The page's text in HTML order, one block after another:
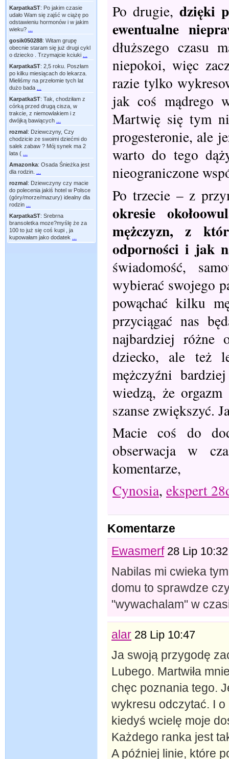
KarpatkaST: Po jakim czasie
udało Wam się zajść w ciążę po
odstawieniu hormonów i w jakim
wieku?
gosik050288: Witam grupę
obecnie staram się już drugi cykl
o dziecko . Trzymajcie kciuki
KarpatkaST: 2,5 roku. Poszłam
po kilku miesiącach do lekarza.
Mieliśmy na przełomie tych lat
dużo bada
KarpatkaST: Tak, chodziłam z
córką przed drugą cisza, w
trakcie, z niemowlakiem i z
dwójką bawiących
rozmal: Dziewczyny, Czy
chodzicie ze swoimi dziećmi do
salek zabaw ? Mój synek ma 2
lata (
Amazonka: Osada Śnieżka jest
dla rodzin.
rozmal: Dziewczyny czy macie
do polecenia jakiś hotel w Polsce
(góry/morze/mazury) idealny dla
rodzin
KarpatkaST: Srebrna
bransoletka moze?myślę że za
100 to już się coś kupi , ja
kupowałam jako dodatek
Po drugie, dzięki
ewentualne
dłuższego czasu
niepokoi, więc
razie tylko
jak coś mądrego
Martwię się tym
progesteronie, ale
warto do tego
nieograniczone
Po trzecie – z
okresie
mężczyzn, z
odporności i jak
świadomość,
wybierać swojego
powąchać kilku
przyciągać nas
najbardziej różne
dziecko, ale też
mężczyźni
wiedzą, że
szanse zwiększyć.
Macie coś do
obserwacja w
komentarze,
Cynosia, ekspert
Komentarze
Ewasmerf 28 Lip 10:32
Nabilas mi cwieka
domu to sprawdze
"wywachalam" w
alar 28 Lip 10:47
Ja swoją przygodę
Lubego. Martwiła
chęc poznania tego.
wykresu odczytać. I o
kiedyś wcielę moje
Każdego ranka jest
A później linie, które